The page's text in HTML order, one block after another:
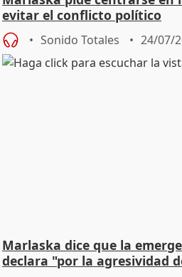
evitar el conflicto político
Sonido Totales 24/07/
Marlaska dice que la
declara "por la agresividad